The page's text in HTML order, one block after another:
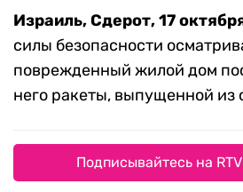
Израиль, Сдерот, 17
силы безопасности
поврежденный жилой дом
него ракеты, выпущенной из
Подписывайтесь на